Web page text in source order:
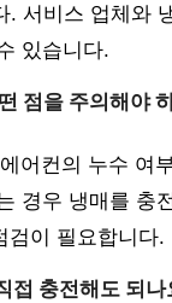
. 서비스 업체와
있습니다.
점을 주의해야
어컨의 누수 여
경우 냉매를 충
검이 필요합니다.
접 충전해도 되나